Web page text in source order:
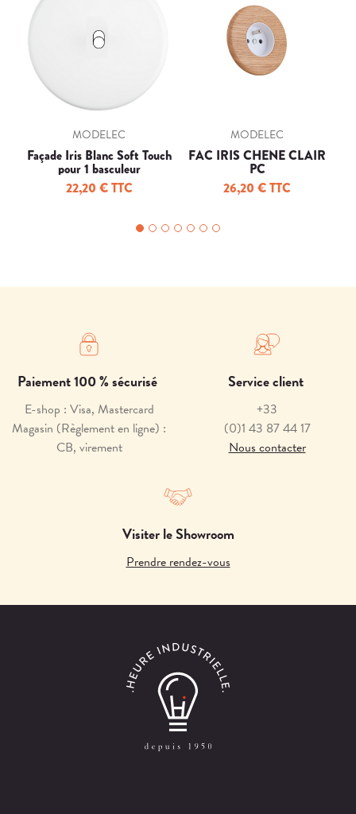
MODELEC
Façade Iris Blanc Soft Touch
pour 1 basculeur
22,20 € TTC
MODELEC
FAC IRIS CHENE CLAIR
PC
26,20 € TTC
Paiement 100 % sécurisé
E-shop : Visa, Mastercard
Magasin (Règlement en ligne) :
CB, virement
Service client
+33
(0)1 43 87 44 17
Nous contacter
Visiter le Showroom
Prendre rendez-vous